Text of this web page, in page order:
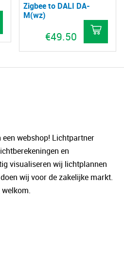
Zigbee to DALI DA-
M(wz)
€49.50
webshop! Lichtpartner
en
visualiseren wij lichtplannen
wij voor de zakelijke markt.